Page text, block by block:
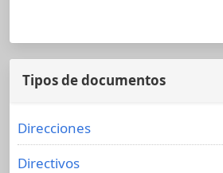
Tipos de documentos
Direcciones
Directivos